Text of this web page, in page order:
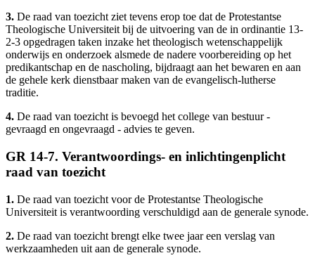
3. De raad van toezicht ziet tevens erop toe dat de Protestantse
Theologische Universiteit bij de uitvoering van de in ordinantie 13-
2-3 opgedragen taken inzake het theologisch wetenschappelijk
onderwijs en onderzoek alsmede de nadere voorbereiding op het
predikantschap en de nascholing, bijdraagt aan het bewaren en aan
de gehele kerk dienstbaar maken van de evangelisch-lutherse
traditie.
4. De raad van toezicht is bevoegd het college van bestuur -
gevraagd en ongevraagd - advies te geven.
GR 14-7. Verantwoordings- en inlichtingenplicht
raad van toezicht
1. De raad van toezicht voor de Protestantse Theologische
Universiteit is verantwoording verschuldigd aan de generale synode.
2. De raad van toezicht brengt elke twee jaar een verslag van
werkzaamheden uit aan de generale synode.